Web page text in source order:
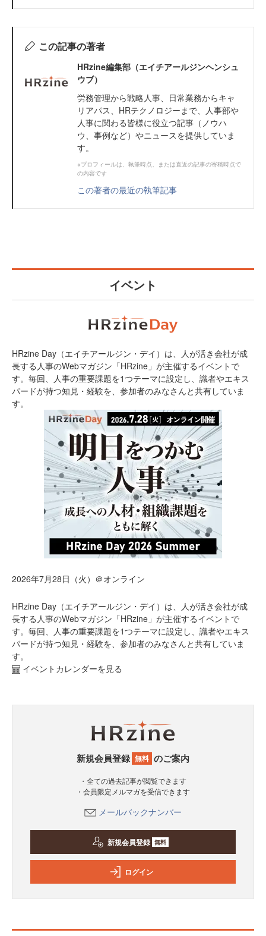
この記事の著者
HRzine編集部（エイチアールジンヘンシュ
ウブ）
労務管理から戦略人事、日常業務からキャ
リアパス、HRテクノロジーまで、人事部や
人事に関わる皆様に役立つ記事（ノウハ
ウ、事例など）やニュースを提供していま
す。
※プロフィールは、執筆時点、または直近の記事の寄稿時点で
の内容です
この著者の最近の執筆記事
イベント
HRzine Day（エイチアールジン・デイ）は、人が活き会社が成
長する人事のWebマガジン「HRzine」が主催するイベントで
す。毎回、人事の重要課題を1つテーマに設定し、識者やエキス
パードが持つ知見・経験を、参加者のみなさんと共有していま
す。
2026年7月28日（火）＠オンライン
HRzine Day（エイチアールジン・デイ）は、人が活き会社が成
長する人事のWebマガジン「HRzine」が主催するイベントで
す。毎回、人事の重要課題を1つテーマに設定し、識者やエキス
パードが持つ知見・経験を、参加者のみなさんと共有していま
す。
イベントカレンダーを見る
新規会員登録 無料 のご案内
・全ての過去記事が閲覧できます
・会員限定メルマガを受信できます
メールバックナンバー
新規会員登録 無料
ログイン